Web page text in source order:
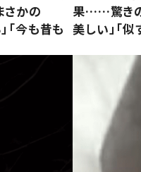
さかの
「今も昔も
果……驚きの
美しい」「似